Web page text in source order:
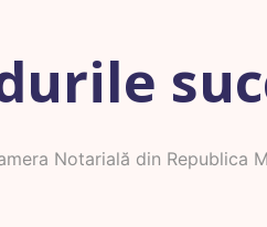
Notarială din Republica